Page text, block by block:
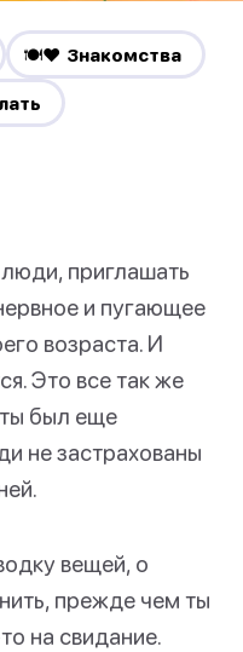
🍽️❤️ Знакомства
приглашать
и пугающее
возраста. И
Это все так же
ты был еще
не застрахованы
вещей, о
прежде чем ты
на свидание.